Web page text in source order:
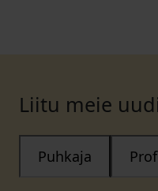
Liitu meie
Puhkaja